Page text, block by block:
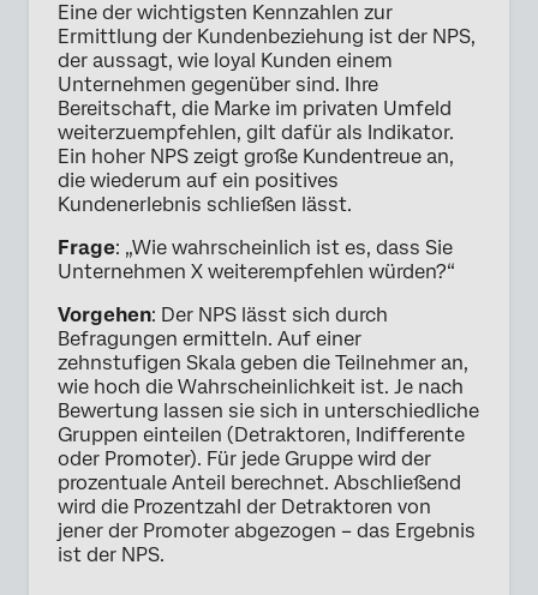
Eine der wichtigsten Kennzahlen zur
Ermittlung der Kundenbeziehung ist der NPS,
der aussagt, wie loyal Kunden einem
Unternehmen gegenüber sind. Ihre
Bereitschaft, die Marke im privaten Umfeld
weiterzuempfehlen, gilt dafür als Indikator.
Ein hoher NPS zeigt große Kundentreue an,
die wiederum auf ein positives
Kundenerlebnis schließen lässt.
Frage: „Wie wahrscheinlich ist es, dass Sie
Unternehmen X weiterempfehlen würden?“
Vorgehen: Der NPS lässt sich durch
Befragungen ermitteln. Auf einer
zehnstufigen Skala geben die Teilnehmer an,
wie hoch die Wahrscheinlichkeit ist. Je nach
Bewertung lassen sie sich in unterschiedliche
Gruppen einteilen (Detraktoren, Indifferente
oder Promoter). Für jede Gruppe wird der
prozentuale Anteil berechnet. Abschließend
wird die Prozentzahl der Detraktoren von
jener der Promoter abgezogen – das Ergebnis
ist der NPS.